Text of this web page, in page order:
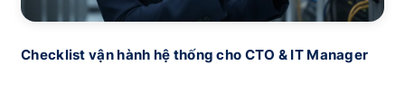
Checklist vận hành hệ thống cho CTO & IT Manager